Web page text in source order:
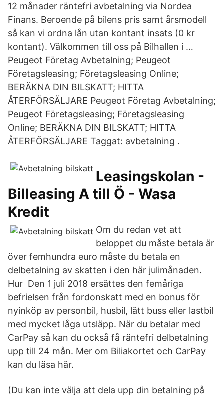
12 månader räntefri avbetalning via Nordea
Finans. Beroende på bilens pris samt årsmodell
så kan vi ordna lån utan kontant insats (0 kr
kontant). Välkommen till oss på Bilhallen i …
Peugeot Företag Avbetalning; Peugeot
Företagsleasing; Företagsleasing Online;
BERÄKNA DIN BILSKATT; HITTA
ÅTERFÖRSÄLJARE Peugeot Företag Avbetalning;
Peugeot Företagsleasing; Företagsleasing
Online; BERÄKNA DIN BILSKATT; HITTA
ÅTERFÖRSÄLJARE Taggat: avbetalning .
Leasingskolan -
Billeasing A till Ö - Wasa
Kredit
Om du redan vet att
beloppet du måste betala är
över femhundra euro måste du betala en
delbetalning av skatten i den här julimånaden.
Hur Den 1 juli 2018 ersättes den femåriga
befrielsen från fordonskatt med en bonus för
nyinköp av personbil, husbil, lätt buss eller lastbil
med mycket låga utsläpp. När du betalar med
CarPay så kan du också få räntefri delbetalning
upp till 24 mån. Mer om Biliakortet och CarPay
kan du läsa här.
(Du kan inte välja att dela upp din betalning på